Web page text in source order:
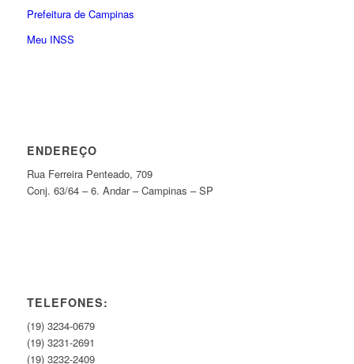
Prefeitura de Campinas
Meu INSS
ENDEREÇO
Rua Ferreira Penteado, 709
Conj. 63/64 – 6. Andar – Campinas – SP
TELEFONES:
(19) 3234-0679
(19) 3231-2691
(19) 3232-2409